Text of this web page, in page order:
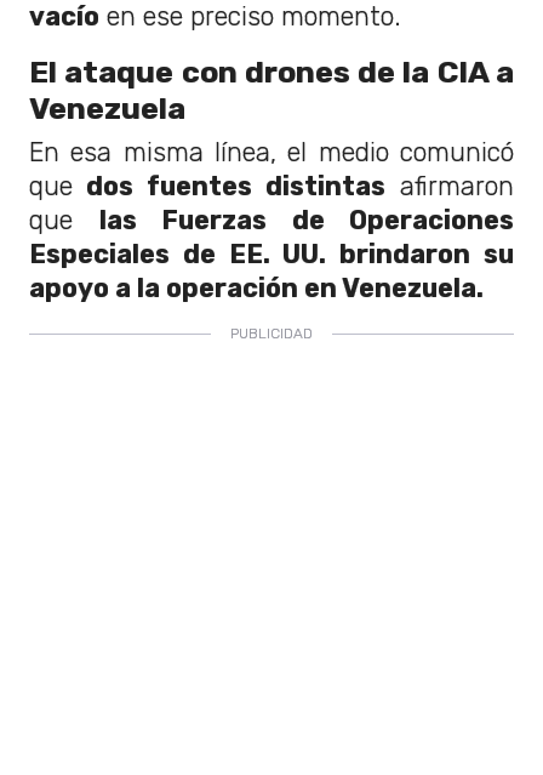
vacío en ese preciso momento.
El ataque con drones de la CIA a
Venezuela
En esa misma línea, el medio comunicó
que dos fuentes distintas afirmaron
que las Fuerzas de Operaciones
Especiales de EE. UU. brindaron su
apoyo a la operación en Venezuela.